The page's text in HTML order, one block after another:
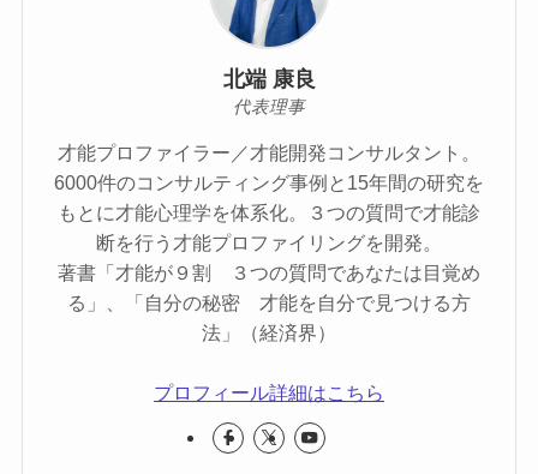
北端 康良
代表理事
才能プロファイラー／才能開発コンサルタント。
6000件のコンサルティング事例と15年間の研究を
もとに才能心理学を体系化。３つの質問で才能診
断を行う才能プロファイリングを開発。
著書「才能が９割 ３つの質問であなたは目覚め
る」、「自分の秘密 才能を自分で見つける方
法」（経済界）
プロフィール詳細はこちら